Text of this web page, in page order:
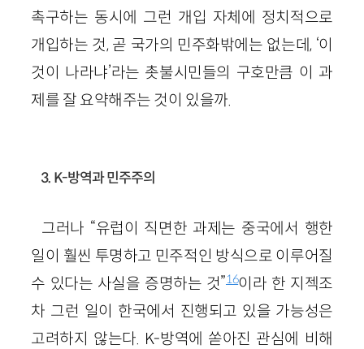
촉구하는 동시에 그런 개입 자체에 정치적으로
개입하는 것, 곧 국가의 민주화밖에는 없는데, ‘이
것이 나라냐’라는 촛불시민들의 구호만큼 이 과
제를 잘 요약해주는 것이 있을까.
3. K-방역과 민주주의
그러나 “유럽이 직면한 과제는 중국에서 행한
일이 훨씬 투명하고 민주적인 방식으로 이루어질
수 있다는 사실을 증명하는 것”16이라 한 지젝조
차 그런 일이 한국에서 진행되고 있을 가능성은
고려하지 않는다. K-방역에 쏟아진 관심에 비해